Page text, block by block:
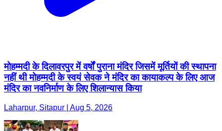
मोहम्मदी के दिलावरपुर में वर्षों पुराना मंदिर जिसमें मूर्तियों की स्थापना
नहीं थी मोहम्मदी के स्वयं सेवक ने मंदिर का कायाकल्प के लिए आज
मंदिर का नवनिर्माण के लिए शिलान्यास किया
Laharpur, Sitapur | Aug 5, 2026